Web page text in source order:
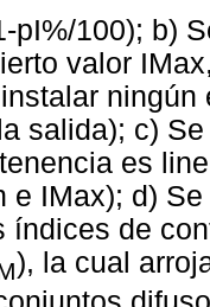
pI%/100); b)
valor
salida); c)
es
e IMax); d)
índices de
), la cual